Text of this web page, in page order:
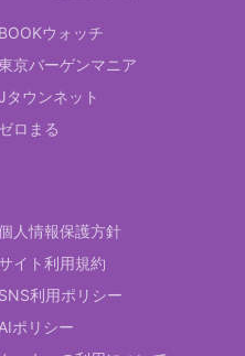
BOOKウォッチ
京バーゲンマニア
タウンネット
ゼロまる
人情報保護方針
イト利用規約
SNS利用ポリシー
AIポリシー